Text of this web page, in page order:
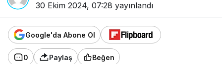
30 Ekim 2024, 07:28 yayınlandı
Google'da Abone Ol
0 Paylaş Beğen